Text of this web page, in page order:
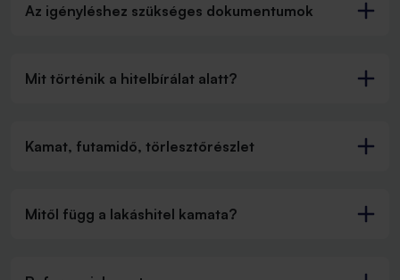
Az igényléshez szükséges dokumentumok
Mit történik a hitelbírálat alatt?
Kamat, futamidő, törlesztőrészlet
Mitől függ a lakáshitel kamata?